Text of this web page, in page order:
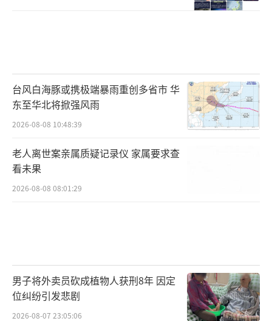
台风白海豚或携极端暴雨重创多省市 华
东至华北将掀强风雨
2026-08-08 10:48:39
老人离世案亲属质疑记录仪 家属要求查
看未果
2026-08-08 08:01:29
男子将外卖员砍成植物人获刑8年 因定
位纠纷引发悲剧
2026-08-07 23:05:06